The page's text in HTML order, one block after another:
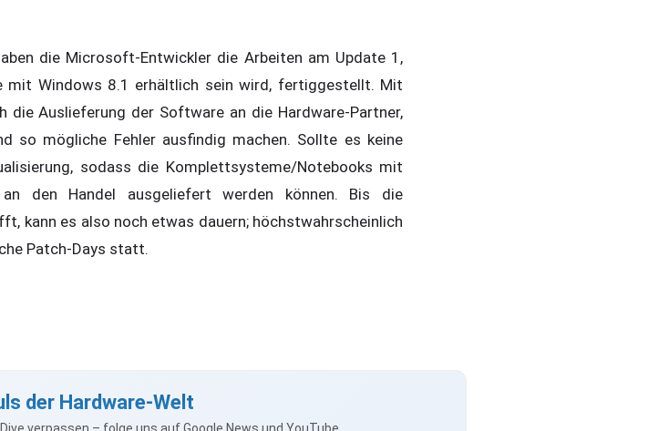
die Microsoft-Entwickler die Arbeiten am Update 1,
mit Windows 8.1 erhältlich sein wird, fertiggestellt. Mit
die Auslieferung der Software an die Hardware-Partner,
so mögliche Fehler ausfindig machen. Sollte es keine
sodass die Komplettsysteme/Notebooks mit
den Handel ausgeliefert werden können. Bis die
kann es also noch etwas dauern; höchstwahrscheinlich
Patch-Days statt.
der Hardware-Welt